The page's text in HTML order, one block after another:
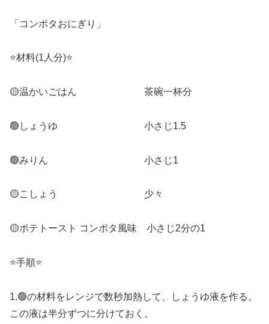
「コンポタおにぎり」
⭐️材料(1人分)⭐️
🟡温かいごはん 茶碗一杯分
🟢しょうゆ 小さじ1.5
🟢みりん 小さじ1
🟡こしょう 少々
🟡ポテトースト コンポタ風味 小さじ2分の1
⭐️手順⭐️
1.🟢の材料をレンジで数秒加熱して、しょうゆ液を作る。
この液は半分ずつに分けておく。